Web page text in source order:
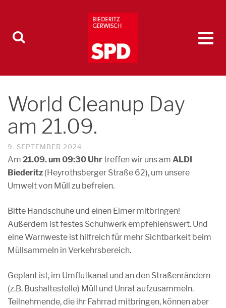
World Cleanup Day
am 21.09.
9. SEPTEMBER 2024
Am 21.09. um 09:30 Uhrtreffen wir uns am ALDI
Biederitz (Heyrothsberger Straße 62), um unsere
Umwelt von Müll zu befreien.
Bitte Handschuhe und einen Eimer mitbringen!
Außerdem ist festes Schuhwerk empfehlenswert. Und
eine Warnweste ist hilfreich für mehr Sichtbarkeit beim
Müllsammeln in Verkehrsbereich.
Geplant ist, im Umflutkanal und an den Straßenrändern
(z.B. Bushaltestelle) Müll und Unrat aufzusammeln.
Teilnehmende, die ihr Fahrrad mitbringen, können aber